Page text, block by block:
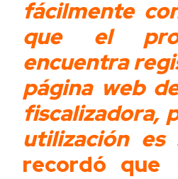
fácilmente
que el
encuentra
página web
fiscalizadora,
utilización
recordó que